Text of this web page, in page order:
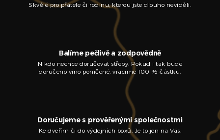
Skvělé pro přátele či rodinu, kterou jste dlouho neviděli.
Balíme pečlivě a zodpovědně
Nikdo nechce doručovat střepy. Pokud i tak bude
doručeno víno poničené, vracíme 100 % částku.
Doručujeme s prověřenými společnostmi
Ke dveřím či do výdejních boxů. Je to jen na Vás.